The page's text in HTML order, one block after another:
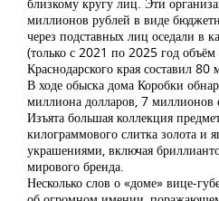
миллионов рублей в виде
через подставных лиц оседали в
(только с 2021 по 2025 год
Краснодарского края составил
В ходе обыска дома Коробки
миллиона долларов, 7
Изъята большая коллекция
килограммового слитка золота
украшениями, включая
мирового бренда.
Несколько слов о «доме» вице-